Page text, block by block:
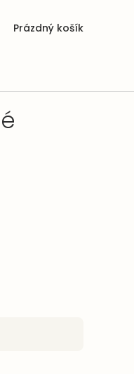
Nákupní
Prázdný košík